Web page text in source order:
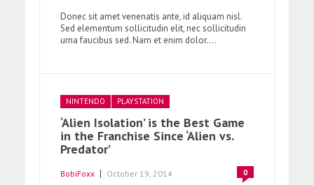
Donec sit amet venenatis ante, id aliquam nisl.
Sed elementum sollicitudin elit, nec sollicitudin
urna faucibus sed. Nam et enim dolor....
NINTENDO PLAYSTATION
‘Alien Isolation’ is the Best Game
in the Franchise Since ‘Alien vs.
Predator’
BobiFoxx October 19, 2014 0